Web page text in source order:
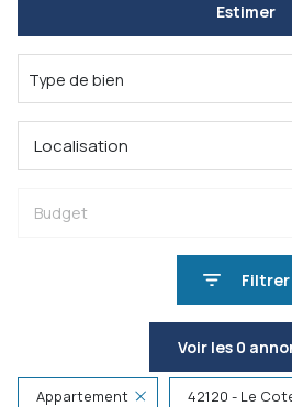
Estimer
Type de bien
Localisation
Budget
Filtrer
Voir les 0
Appartement 42120 - Le